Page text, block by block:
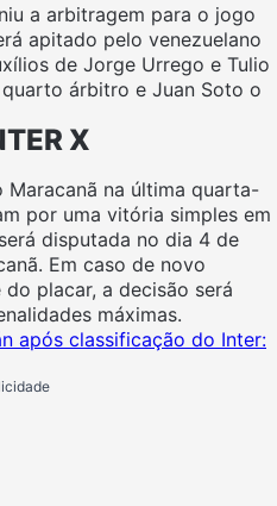
a arbitragem para o jogo
apitado pelo venezuelano
de Jorge Urrego e Tulio
árbitro e Juan Soto o
X
na última quarta-
por uma vitória simples em
disputada no dia 4 de
Em caso de novo
placar, a decisão será
máximas.
após classificação do Inter: